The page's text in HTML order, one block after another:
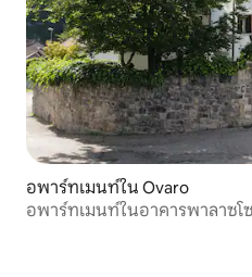
อพาร์ทเมนท์ใน Ovaro
อพาร์ทเมนท์ในอาคารพาลาซโ